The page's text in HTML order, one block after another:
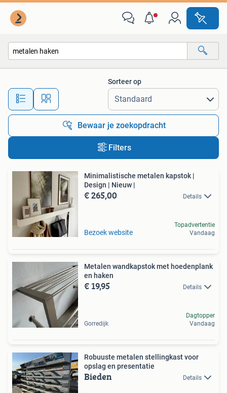
Alle afstanden…
Sorteer op
Bewaar je zoekopdracht
Filters
Minimalistische metalen kapstok |
Design | Nieuw |
€ 265,00 Details
Bezoek website
Topadvertentie
Vandaag
Metalen wandkapstok met hoedenplank
en haken
€ 19,95 Details
Gorredijk
Dagtopper
Vandaag
Robuuste metalen stellingkast voor
opslag en presentatie
Bieden Details